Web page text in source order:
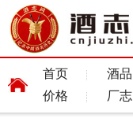
首页 酒品
价格
厂志